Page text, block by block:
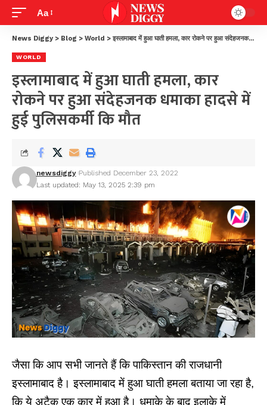
Aa
News Diggy > Blog > World > इस्लामाबाद में हुआ घाती हमला, कार रोकने पर हुआ संदेहजनक धमाका हादसे में हुई पुलिसकर्मी कि मौत
WORLD
इस्लामाबाद में हुआ घाती हमला, कार
रोकने पर हुआ संदेहजनक धमाका हादसे में
हुई पुलिसकर्मी कि मौत
Last updated: May 13, 2025 2:39 pm
newsdiggy Published December 23, 2022
जैसा कि आप सभी जानते हैं कि पाकिस्तान की राजधानी
इस्लामाबाद है। इस्लामाबाद में हुआ घाती हमला बताया जा रहा है,
कि ये अटैक एक कार में हुआ है। धमाके के बाद इलाके में